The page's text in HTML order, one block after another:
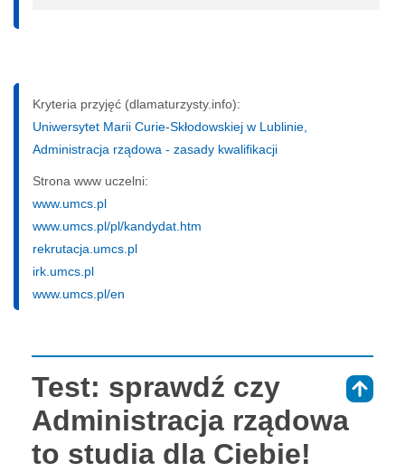
Kryteria przyjęć (dlamaturzysty.info):
Uniwersytet Marii Curie-Skłodowskiej w Lublinie,
Administracja rządowa - zasady kwalifikacji
Strona www uczelni:
www.umcs.pl
www.umcs.pl/pl/kandydat.htm
rekrutacja.umcs.pl
irk.umcs.pl
www.umcs.pl/en
Test: sprawdź czy
Administracja rządowa
to studia dla Ciebie!